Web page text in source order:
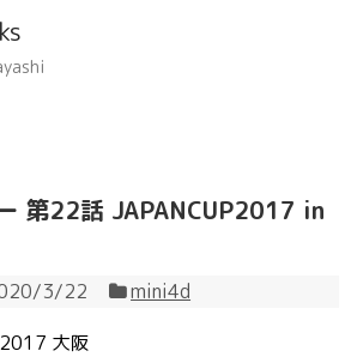
第22話 JAPANCUP2017 in
3/22
mini4d
大阪